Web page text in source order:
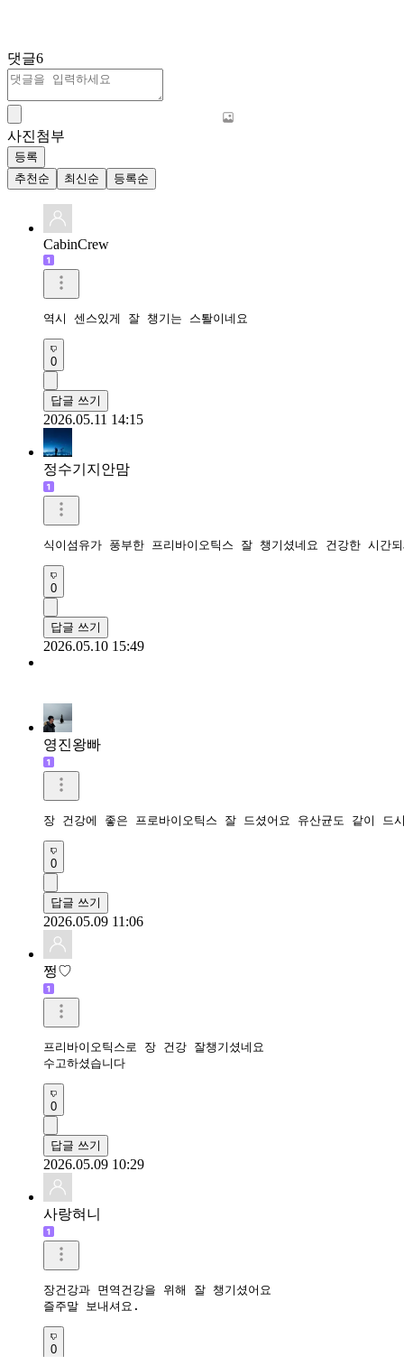
댓글6
사진첨부
등록
추천순
최신순 등록순
CabinCrew
역시 센스있게 잘 챙기는 스퇄이네요
0
답글 쓰기
2026.05.11 14:15
정수기지안맘
식이섬유가 풍부한 프리바이오틱스 잘 챙기셨네요 건강한 시간
0
답글 쓰기
2026.05.10 15:49
영진왕빠
장 건강에 좋은 프로바이오틱스 잘 드셨어요 유산균도 같이 드
0
답글 쓰기
2026.05.09 11:06
쩡♡
프리바이오틱스로 장 건강 잘챙기셨네요
수고하셨습니다
0
답글 쓰기
2026.05.09 10:29
사랑혀니
장건강과 면역건강을 위해 잘 챙기셨어요
즐주말 보내셔요.
0